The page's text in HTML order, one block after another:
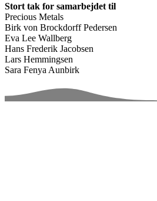
Stort tak for samarbejdet til
Precious Metals
Birk von Brockdorff Pedersen
Eva Lee Wallberg
Hans Frederik Jacobsen
Lars Hemmingsen
Sara Fenya Aunbirk